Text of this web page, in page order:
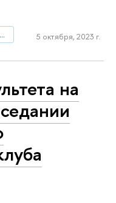
Департамент международных отношений
5 октября, 2023 г.
на